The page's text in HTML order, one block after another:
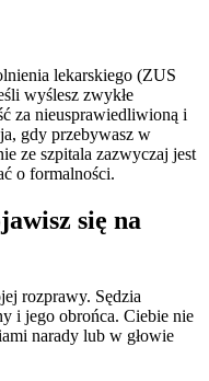
lekarskiego (ZUS
wyślesz zwykłe
za nieusprawiedliwioną i
gdy przebywasz w
ze szpitala zazwyczaj jest
o formalności.
się na
rozprawy. Sędzia
i jego obrońca. Ciebie nie
narady lub w głowie